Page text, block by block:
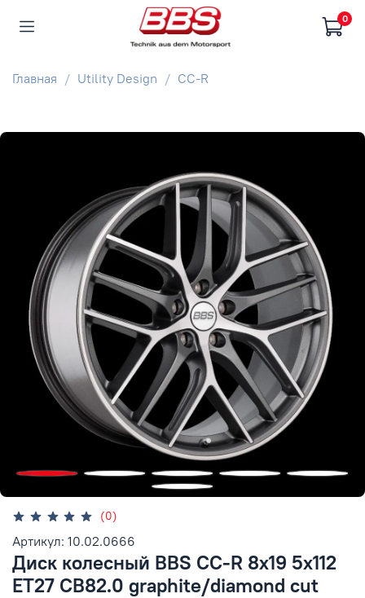
0
Главная Utility Design CC-R
(0)
Артикул: 10.02.0666
Диск колесный BBS CC-R 8x19 5x112
ET27 CB82.0 graphite/diamond cut